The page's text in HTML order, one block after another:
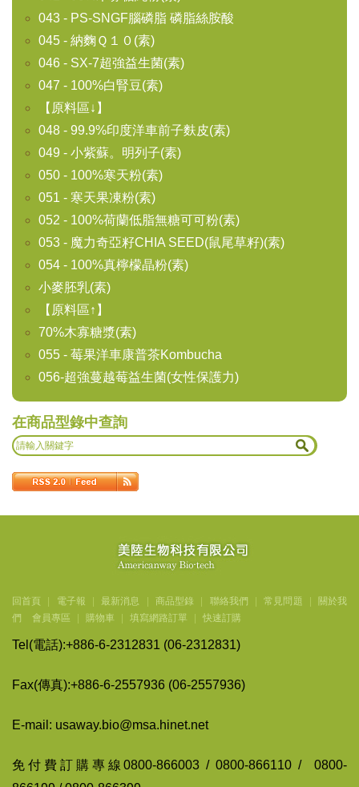
043 - PS-SNGF腦磷脂 磷脂絲胺酸
045 - 納麴Ｑ１０(素)
046 - SX-7超強益生菌(素)
047 - 100%白腎豆(素)
【原料區↓】
048 - 99.9%印度洋車前子麩皮(素)
049 - 小紫蘇。明列子(素)
050 - 100%寒天粉(素)
051 - 寒天果凍粉(素)
052 - 100%荷蘭低脂無糖可可粉(素)
053 - 魔力奇亞籽CHIA SEED(鼠尾草籽)(素)
054 - 100%真檸檬晶粉(素)
小麥胚乳(素)
【原料區↑】
70%木寡糖漿(素)
055 - 莓果洋車康普茶Kombucha
056-超強蔓越莓益生菌(女性保護力)
在商品型錄中查詢
回首頁 電子報 最新消息 商品型錄 聯絡我們 常見問題
關於我
們
會員專區 購物車 填寫網路訂單 快速訂購
Tel(電話):+886-6-2312831 (06-2312831)
Fax(傳真):+886-6-2557936 (06-2557936)
E-mail: usaway.bio@msa.hinet.net
免付費訂購專線0800-866003 / 0800-866110 / 0800-